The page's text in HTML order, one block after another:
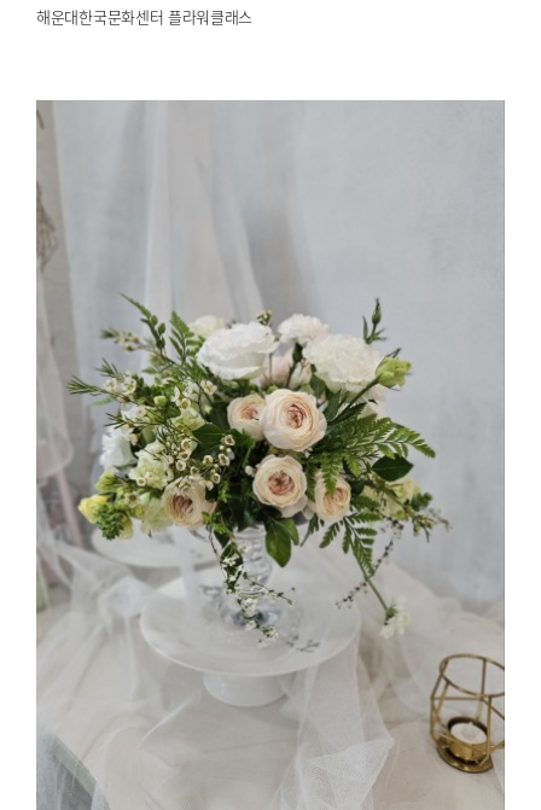
해운대한국문화센터 플라워클래스